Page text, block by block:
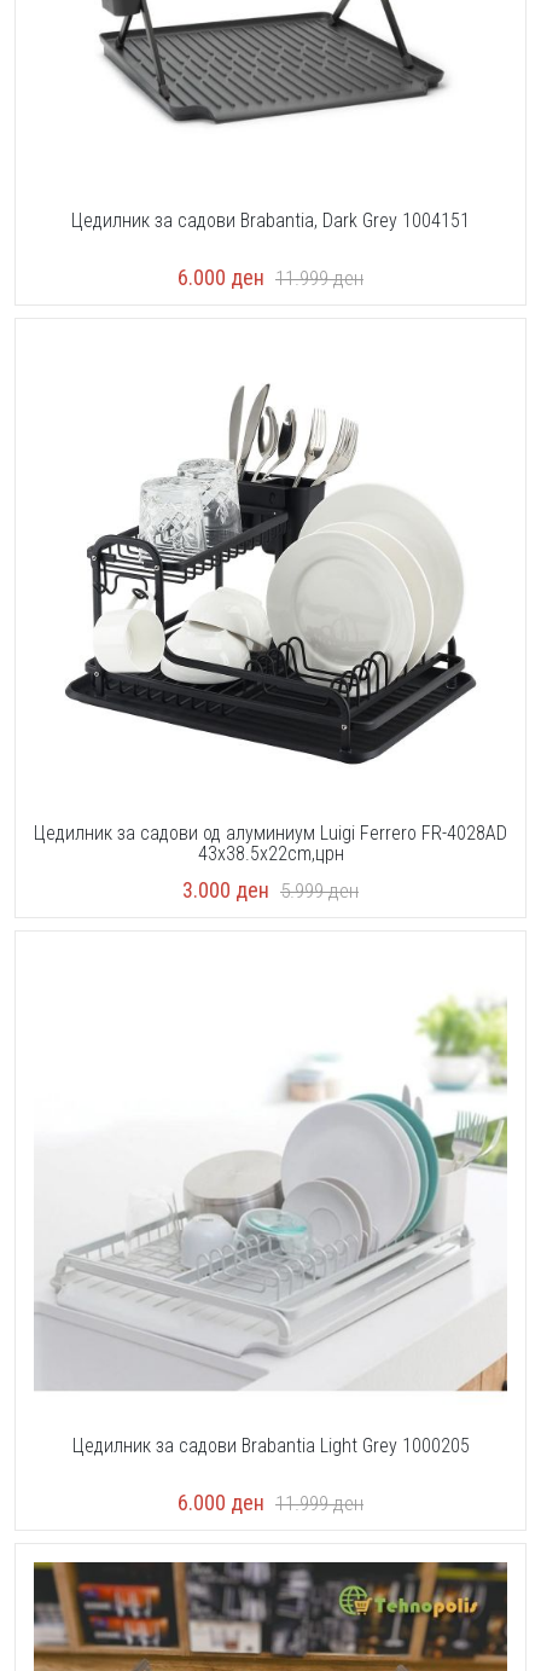
Цедилник за садови Brabantia, Dark Grey 1004151
6.000 ден 11.999ден
Цедилник за садови од алуминиум Luigi Ferrero FR-4028AD
43x38.5x22cm,црн
3.000 ден 5.999ден
Цедилник за садови Brabantia Light Grey 1000205
6.000 ден 11.999ден